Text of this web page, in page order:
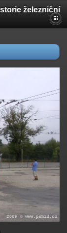
železniční